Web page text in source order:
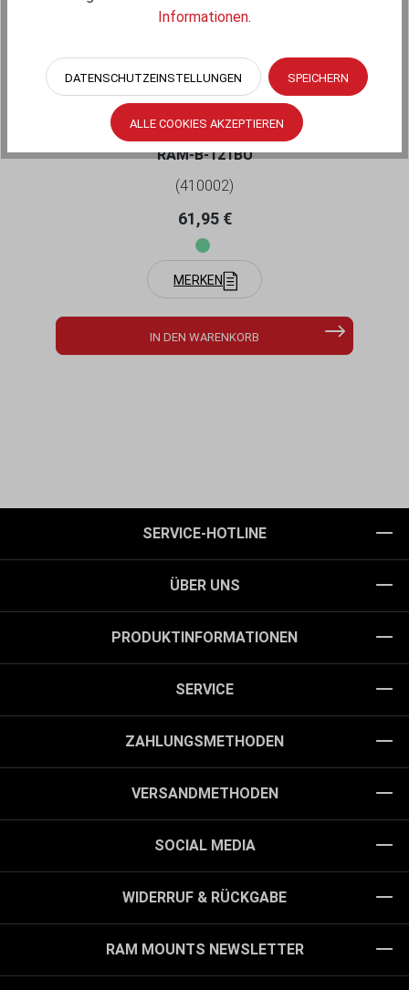
RAM MOUNTS STEUERHORN-KLAMMER
(LUFTFAHRT) - B-KUGEL (1 ZOLL), FÜR
DURCHMESSER 15,87 - 31,75 MM
RAM-B-121BU
(410002)
Regulärer Preis:
61,95 €
MERKEN
IN DEN WARENKORB
SERVICE-HOTLINE
ÜBER UNS
PRODUKTINFORMATIONEN
SERVICE
ZAHLUNGSMETHODEN
VERSANDMETHODEN
SOCIAL MEDIA
WIDERRUF & RÜCKGABE
RAM MOUNTS NEWSLETTER
Informationen.
DATENSCHUTZEINSTELLUNGEN SPEICHERN
ALLE COOKIES AKZEPTIEREN